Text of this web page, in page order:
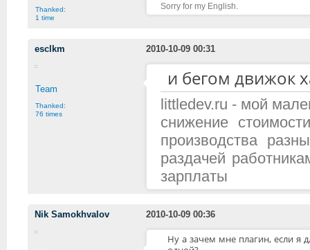
Thanked:
1 time
Sorry for my English.
esclkm 2010-10-09 00:31
Team
Thanked:
76 times
и бегом движок
littledev.ru - мой
снижение
производства
раздачей
зарплаты
Nik Samokhvalov 2010-10-09 00:36
Ну а зачем мне плагин, если я